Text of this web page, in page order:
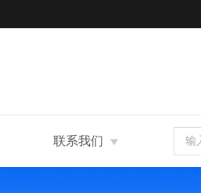
联系我们